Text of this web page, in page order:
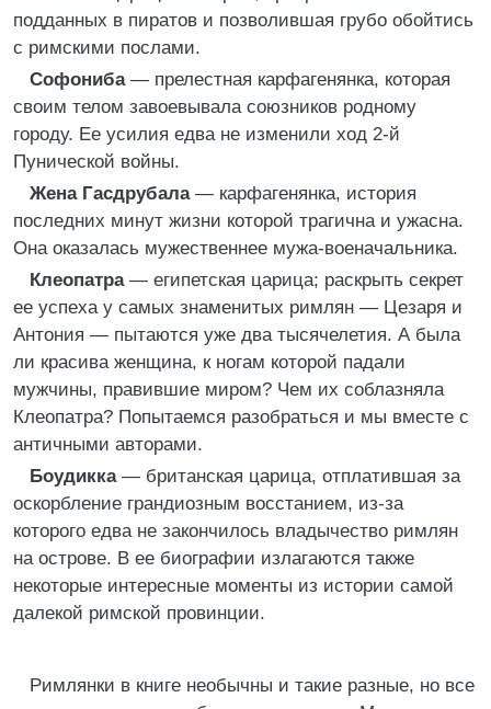
подданных в пиратов и позволившая грубо обойтись
с римскими послами.
Софониба— прелестная карфагенянка, которая
своим телом завоевывала союзников родному
городу. Ее усилия едва не изменили ход 2-й
Пунической войны.
Жена Гасдрубала— карфагенянка, история
последних минут жизни которой трагична и ужасна.
Она оказалась мужественнее мужа-военачальника.
Клеопатра— египетская царица; раскрыть секрет
ее успеха у самых знаменитых римлян — Цезаря и
Антония — пытаются уже два тысячелетия. А была
ли красива женщина, к ногам которой падали
мужчины, правившие миром? Чем их соблазняла
Клеопатра? Попытаемся разобраться и мы вместе с
античными авторами.
Боудикка— британская царица, отплатившая за
оскорбление грандиозным восстанием, из-за
которого едва не закончилось владычество римлян
на острове. В ее биографии излагаются также
некоторые интересные моменты из истории самой
далекой римской провинции.
Римлянки в книге необычны и такие разные, но все